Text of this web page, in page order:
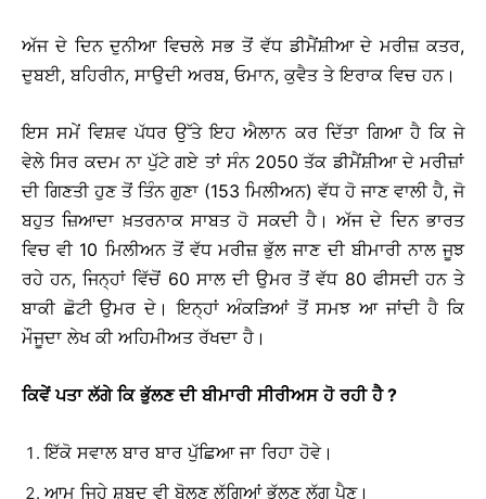
ਅੱਜ ਦੇ ਦਿਨ ਦੁਨੀਆ ਵਿਚਲੇ ਸਭ ਤੋਂ ਵੱਧ ਡੀਮੈਂਸ਼ੀਆ ਦੇ ਮਰੀਜ਼ ਕਤਰ,
ਦੁਬਈ, ਬਹਿਰੀਨ, ਸਾਉਦੀ ਅਰਬ, ਓਮਾਨ, ਕੁਵੈਤ ਤੇ ਇਰਾਕ ਵਿਚ ਹਨ।
ਇਸ ਸਮੇਂ ਵਿਸ਼ਵ ਪੱਧਰ ਉੱਤੇ ਇਹ ਐਲਾਨ ਕਰ ਦਿੱਤਾ ਗਿਆ ਹੈ ਕਿ ਜੇ
ਵੇਲੇ ਸਿਰ ਕਦਮ ਨਾ ਪੁੱਟੇ ਗਏ ਤਾਂ ਸੰਨ 2050 ਤੱਕ ਡੀਮੈਂਸ਼ੀਆ ਦੇ ਮਰੀਜ਼ਾਂ
ਦੀ ਗਿਣਤੀ ਹੁਣ ਤੋਂ ਤਿੰਨ ਗੁਣਾ (153 ਮਿਲੀਅਨ) ਵੱਧ ਹੋ ਜਾਣ ਵਾਲੀ ਹੈ, ਜੋ
ਬਹੁਤ ਜ਼ਿਆਦਾ ਖ਼ਤਰਨਾਕ ਸਾਬਤ ਹੋ ਸਕਦੀ ਹੈ। ਅੱਜ ਦੇ ਦਿਨ ਭਾਰਤ
ਵਿਚ ਵੀ 10 ਮਿਲੀਅਨ ਤੋਂ ਵੱਧ ਮਰੀਜ਼ ਭੁੱਲ ਜਾਣ ਦੀ ਬੀਮਾਰੀ ਨਾਲ ਜੂਝ
ਰਹੇ ਹਨ, ਜਿਨ੍ਹਾਂ ਵਿੱਚੋਂ 60 ਸਾਲ ਦੀ ਉਮਰ ਤੋਂ ਵੱਧ 80 ਫੀਸਦੀ ਹਨ ਤੇ
ਬਾਕੀ ਛੋਟੀ ਉਮਰ ਦੇ। ਇਨ੍ਹਾਂ ਅੰਕੜਿਆਂ ਤੋਂ ਸਮਝ ਆ ਜਾਂਦੀ ਹੈ ਕਿ
ਮੌਜੂਦਾ ਲੇਖ ਕੀ ਅਹਿਮੀਅਤ ਰੱਖਦਾ ਹੈ।
ਕਿਵੇਂ ਪਤਾ ਲੱਗੇ ਕਿ ਭੁੱਲਣ ਦੀ ਬੀਮਾਰੀ ਸੀਰੀਅਸ ਹੋ ਰਹੀ ਹੈ?
ਇੱਕੋ ਸਵਾਲ ਬਾਰ ਬਾਰ ਪੁੱਛਿਆ ਜਾ ਰਿਹਾ ਹੋਵੇ।
ਆਮ ਜਿਹੇ ਸ਼ਬਦ ਵੀ ਬੋਲਣ ਲੱਗਿਆਂ ਭੁੱਲਣ ਲੱਗ ਪੈਣ।